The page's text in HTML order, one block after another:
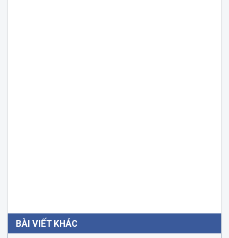
BÀI VIẾT KHÁC